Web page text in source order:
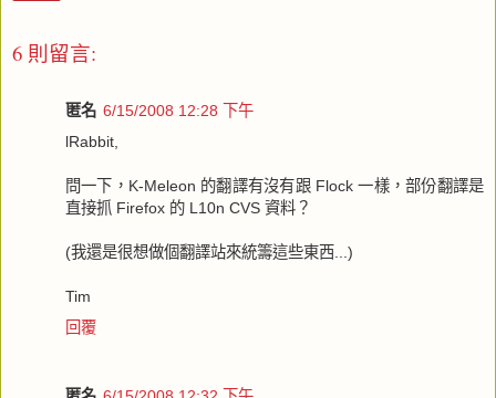
6 則留言:
匿名 6/15/2008 12:28 下午
lRabbit,
問一下，K-Meleon 的翻譯有沒有跟 Flock 一樣，部份翻譯是
直接抓 Firefox 的 L10n CVS 資料？
(我還是很想做個翻譯站來統籌這些東西...)
Tim
回覆